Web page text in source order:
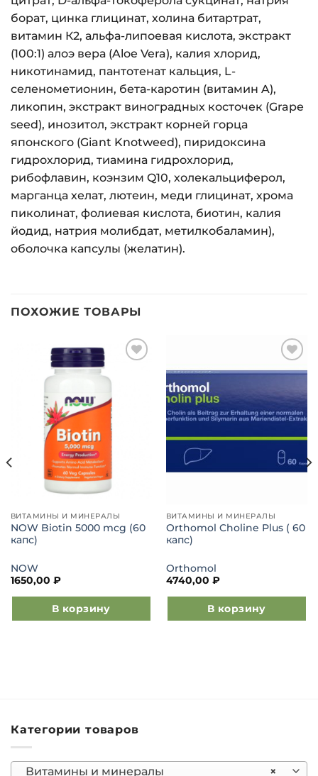
борат, цинка глицинат, холина битартрат,
витамин К2, альфа-липоевая кислота, экстракт
(100:1) алоэ вера (Aloe Vera), калия хлорид,
никотинамид, пантотенат кальция, L-
селенометионин, бета-каротин (витамин A),
ликопин, экстракт виноградных косточек (Grape
seed), инозитол, экстракт корней горца
японского (Giant Knotweed), пиридоксина
гидрохлорид, тиамина гидрохлорид,
рибофлавин, коэнзим Q10, холекальциферол,
марганца хелат, лютеин, меди глицинат, хрома
пиколинат, фолиевая кислота, биотин, калия
йодид, натрия молибдат, метилкобаламин),
оболочка капсулы (желатин).
ПОХОЖИЕ ТОВАРЫ
Добавить
в список
ВИТАМИНЫ И МИНЕРАЛЫ
NOW Biotin 5000 mcg (60
капс)
NOW
1650,00 ₽
В корзину
Добавить
ВИТАМИНЫ И МИНЕРАЛЫ
Orthomol Choline Plus ( 60
капс)
Orthomol
4740,00 ₽
В корзину
Категории товаров
×
Витамины и минералы